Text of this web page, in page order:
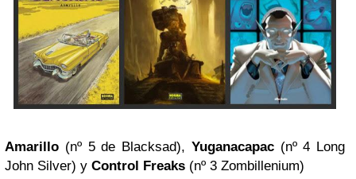
Amarillo (nº 5 de Blacksad), Yuganacapac(nº 4 Long
John Silver) y Control Freaks (nº 3 Zombillenium)